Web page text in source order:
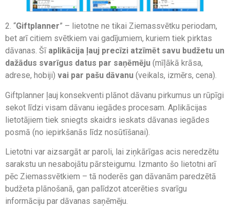
2. “Giftplanner” – lietotne ne tikai Ziemassvētku periodam,
bet arī citiem svētkiem vai gadījumiem, kuriem tiek pirktas
dāvanas. Šī aplikācija ļauj precīzi atzīmēt savu budžetu un
dažādus svarīgus datus par saņēmēju (mīļākā krāsa,
adrese, hobiji) vai par pašu dāvanu (veikals, izmērs, cena).
Giftplanner ļauj konsekventi plānot dāvanu pirkumus un rūpīgi
sekot līdzi visam dāvanu iegādes procesam. Aplikācijas
lietotājiem tiek sniegts skaidrs ieskats dāvanas iegādes
posmā (no iepirkšanās līdz nosūtīšanai).
Lietotni var aizsargāt ar paroli, lai ziņkārīgas acis neredzētu
sarakstu un nesabojātu pārsteigumu. Izmanto šo lietotni arī
pēc Ziemassvētkiem – tā noderēs gan dāvanām paredzētā
budžeta plānošanā, gan palīdzot atcerēties svarīgu
informāciju par dāvanas saņēmēju.